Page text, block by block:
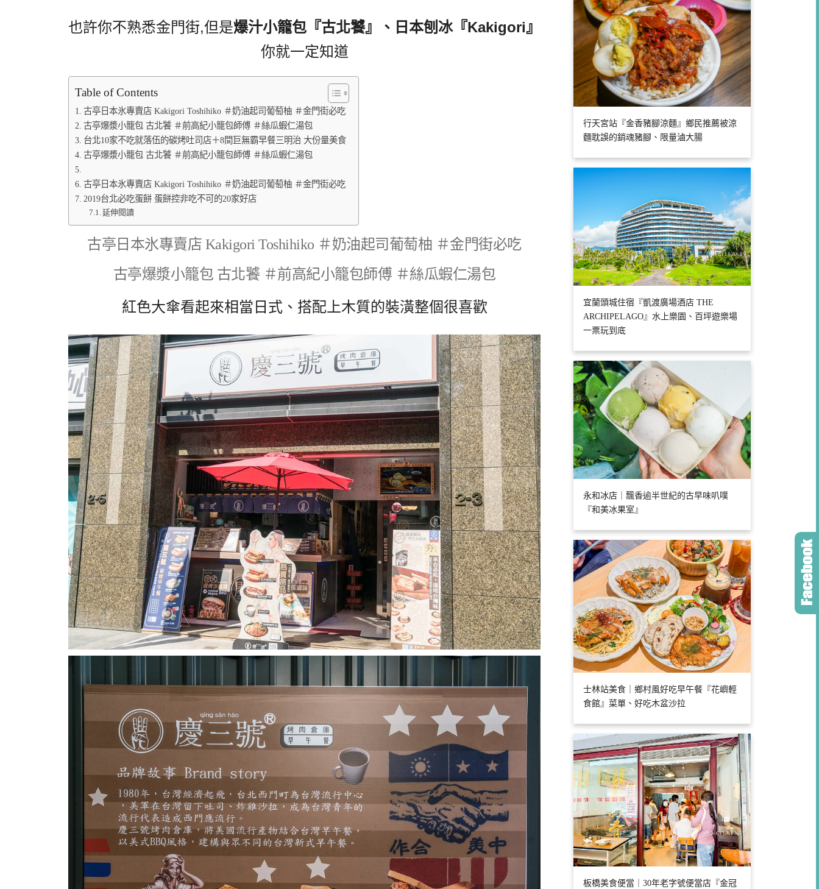
也許你不熟悉金門街,但是爆汁小籠包『古北饕』、日本刨冰『Kakigori』
你就一定知道
Table of Contents
古亭日本氷專賣店 Kakigori Toshihiko ＃奶油起司葡萄柚 ＃金門街必吃
古亭爆漿小籠包 古北饕 ＃前高紀小籠包師傅 ＃絲瓜蝦仁湯包
台北10家不吃就落伍的碳烤吐司店＋8間巨無霸早餐三明治 大份量美食
古亭爆漿小籠包 古北饕 ＃前高紀小籠包師傅 ＃絲瓜蝦仁湯包
古亭日本氷專賣店 Kakigori Toshihiko ＃奶油起司葡萄柚 ＃金門街必吃
2019台北必吃蛋餅 蛋餅控非吃不可的20家好店
延伸閱讀
古亭日本氷專賣店 Kakigori Toshihiko ＃奶油起司葡萄柚 ＃金門街必吃
古亭爆漿小籠包 古北饕 ＃前高紀小籠包師傅 ＃絲瓜蝦仁湯包
紅色大傘看起來相當日式、搭配上木質的裝潢整個很喜歡
行天宮站『金香豬腳涼麵』鄉民推薦被涼
麵耽誤的銷魂豬腳、限量滷大腸
宜蘭頭城住宿『凱渡廣場酒店 THE
ARCHIPELAGO』水上樂園、百坪遊樂場
一票玩到底
永和冰店｜飄香逾半世紀的古早味叭噗
『和美冰果室』
士林站美食｜鄉村風好吃早午餐『花嶼輕
食館』菜單、好吃木盆沙拉
板橋美食便當｜30年老字號便當店『金冠